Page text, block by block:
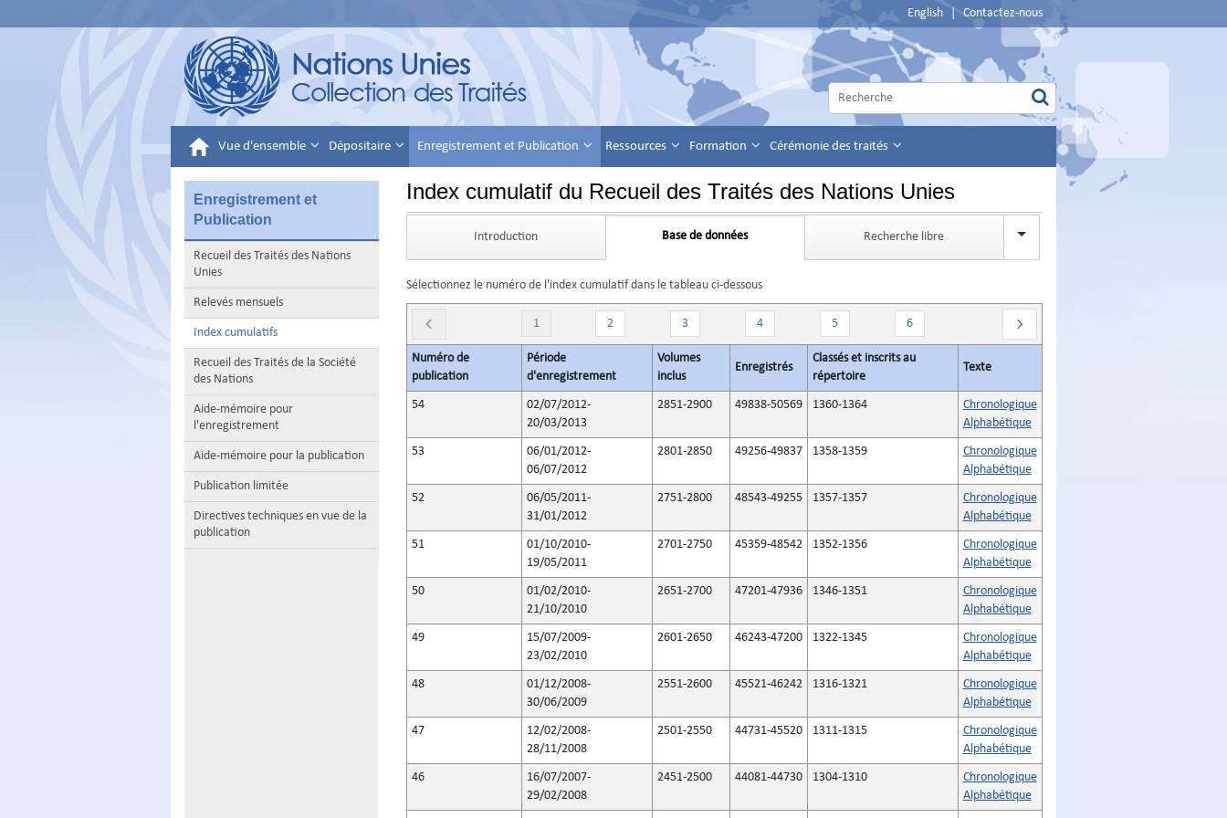
English | Contactez-nous
Vue d'ensemble Dépositaire Enregistrement et Publication Ressources Formation Cérémonie des traités
Enregistrement et
Publication
Recueil des Traités des Nations
Unies
Relevés mensuels
Index cumulatifs
Recueil des Traités de la Société
des Nations
Aide-mémoire pour
l'enregistrement
Aide-mémoire pour la publication
Publication limitée
Directives techniques en vue de la
publication
Index cumulatif du Recueil des Traités des Nations Unies
Introduction Base de données Recherche libre
Sélectionnez le numéro de l'index cumulatif dans le tableau ci-dessous
1 2 3 4 5 6
Numéro de
publication
Période
d'enregistrement
Volumes
inclus
Enregistrés
Classés et inscrits au
répertoire
Texte
54
02/07/2012-
20/03/2013
2851-2900 49838-50569 1360-1364
Chronologique
Alphabétique
53
06/01/2012-
06/07/2012
2801-2850 49256-49837 1358-1359
Chronologique
Alphabétique
52
06/05/2011-
31/01/2012
2751-2800 48543-49255 1357-1357
Chronologique
Alphabétique
51
01/10/2010-
19/05/2011
2701-2750 45359-48542 1352-1356
Chronologique
Alphabétique
50
01/02/2010-
21/10/2010
2651-2700 47201-47936 1346-1351
Chronologique
Alphabétique
49
15/07/2009-
23/02/2010
2601-2650 46243-47200 1322-1345
Chronologique
Alphabétique
48
01/12/2008-
30/06/2009
2551-2600 45521-46242 1316-1321
Chronologique
Alphabétique
47
12/02/2008-
28/11/2008
2501-2550 44731-45520 1311-1315
Chronologique
Alphabétique
46
16/07/2007-
29/02/2008
2451-2500 44081-44730 1304-1310
Chronologique
Alphabétique